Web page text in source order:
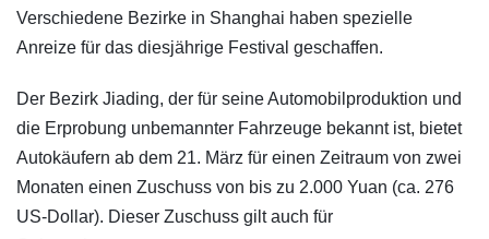
Verschiedene Bezirke in Shanghai haben spezielle
Anreize für das diesjährige Festival geschaffen.
Der Bezirk Jiading, der für seine Automobilproduktion und
die Erprobung unbemannter Fahrzeuge bekannt ist, bietet
Autokäufern ab dem 21. März für einen Zeitraum von zwei
Monaten einen Zuschuss von bis zu 2.000 Yuan (ca. 276
US-Dollar). Dieser Zuschuss gilt auch für